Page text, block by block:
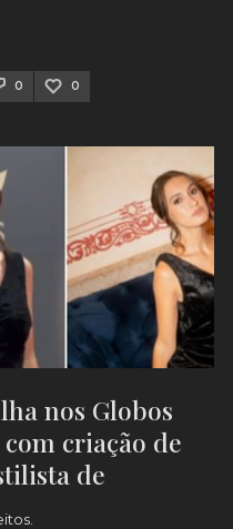
0 0
nos Globos
criação de
de
e